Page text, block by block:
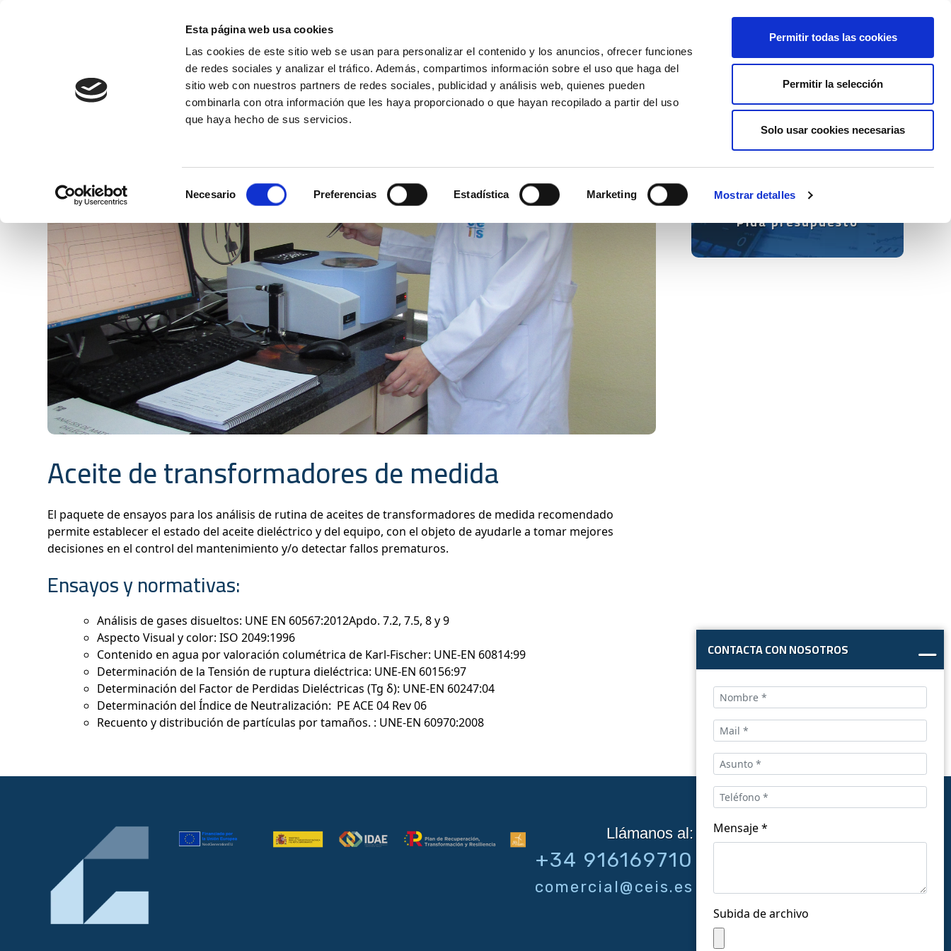
Esta página web usa cookies
Las cookies de este sitio web se usan para personalizar el contenido y los anuncios, ofrecer funciones
de redes sociales y analizar el tráfico. Además, compartimos información sobre el uso que haga del
sitio web con nuestros partners de redes sociales, publicidad y análisis web, quienes pueden
combinarla con otra información que les haya proporcionado o que hayan recopilado a partir del uso
que haya hecho de sus servicios.
Necesario Preferencias Estadística Marketing Mostrar detalles
Permitir todas las cookies
Permitir la selección
Solo usar cookies necesarias
+34 916169710 spanish
Introduce
tu
búsqueda
Botón
Conócenos Ensayos Actualidad
CONTACTA CON NOSOTROS
Mensaje *
Subida de archivo
Aceite de transformadores de medida
El paquete de ensayos para los análisis de rutina de aceites de transformadores de medida recomendado
permite establecer el estado del aceite dieléctrico y del equipo, con el objeto de ayudarle a tomar mejores
decisiones en el control del mantenimiento y/o detectar fallos prematuros.
Ensayos y normativas:
Análisis de gases disueltos: UNE EN 60567:2012Apdo. 7.2, 7.5, 8 y 9
Aspecto Visual y color: ISO 2049:1996
Contenido en agua por valoración columétrica de Karl-Fischer: UNE-EN 60814:99
Determinación de la Tensión de ruptura dieléctrica: UNE-EN 60156:97
Determinación del Factor de Perdidas Dieléctricas (Tg δ): UNE-EN 60247:04
Determinación del Índice de Neutralización: PE ACE 04 Rev 06
Recuento y distribución de partículas por tamaños. : UNE-EN 60970:2008
Pida presupuesto
Llámanos al:
+34 916169710
comercial@ceis.es
Síguenos en las redes: